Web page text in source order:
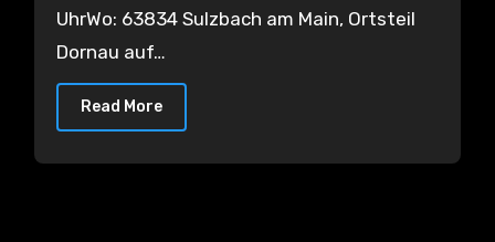
UhrWo: 63834 Sulzbach am Main, Ortsteil
Dornau auf…
Read More